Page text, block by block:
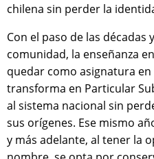
chilena sin perder la
Con el paso de las décadas
comunidad, la enseñanza
quedar como asignatura en
transforma en Particular
al sistema nacional sin
sus orígenes. Ese mismo
y más adelante, al tener la